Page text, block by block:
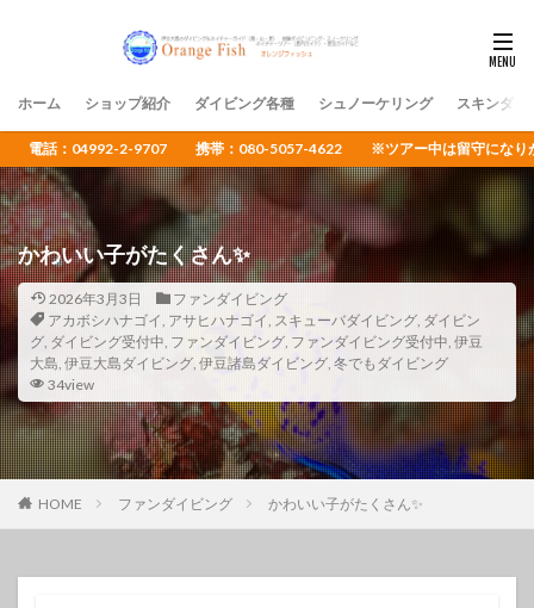
ホーム ショップ紹介 ダイビング各種 シュノーケリング スキンダイ
電話：04992-2-9707 携帯：080-5057-4622 ※ツアー中は留守になりがち
かわいい子がたくさん✨️
2026年3月3日
ファンダイビング
アカボシハナゴイ, アサヒハナゴイ, スキューバダイビング, ダイビン
グ, ダイビング受付中, ファンダイビング, ファンダイビング受付中, 伊豆
大島, 伊豆大島ダイビング, 伊豆諸島ダイビング, 冬でもダイビング
34view
HOME ファンダイビング かわいい子がたくさん✨️